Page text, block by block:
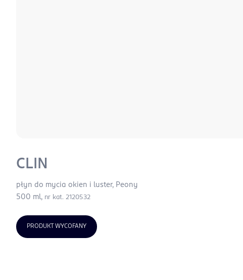
CLIN
płyn do mycia okien i luster, Peony
500 ml, nr kat. 2120532
PRODUKT WYCOFANY